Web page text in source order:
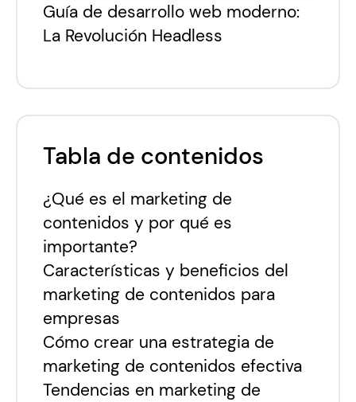
Guía de desarrollo web moderno:
La Revolución Headless
Tabla de contenidos
¿Qué es el marketing de
contenidos y por qué es
importante?
Características y beneficios del
marketing de contenidos para
empresas
Cómo crear una estrategia de
marketing de contenidos efectiva
Tendencias en marketing de